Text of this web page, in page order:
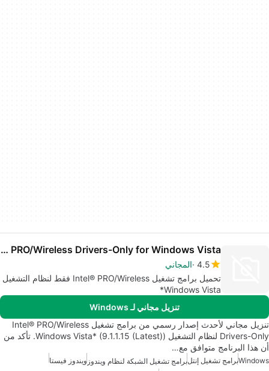
Intel PRO/Wireless Drivers-Only for Windows Vista
4.5 المجاني
تحميل برامج تشغيل Intel® PRO/Wireless فقط لنظام التشغيل
Windows Vista*
تنزيل مجاني لـ Windows
تنزيل مجاني لأحدث إصدار رسمي من برامج تشغيل Intel® PRO/Wireless
Drivers-Only لنظام التشغيل Windows Vista* (9.1.1.15 (Latest)). تأكد من
أن هذا البرنامج متوافق مع…
Windowsبرامج تشغيل إنتلبرامج تشغيل الشبكة لنظام ويندوز ويندوز فيستا